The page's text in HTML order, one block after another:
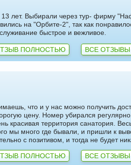
лет. Выбирали через тур- фирму
на "Орбите-2", так как
быстрое и вежливое.
ПОЛНОСТЬЮ ВСЕ ОТЗЫВЫ
что и у нас можно получить
цену. Номер убирался
красивая территория санатория.
мы много где бывали, и пришли к
с позитивом, и тогда не будет
ПОЛНОСТЬЮ ВСЕ ОТЗЫВЫ